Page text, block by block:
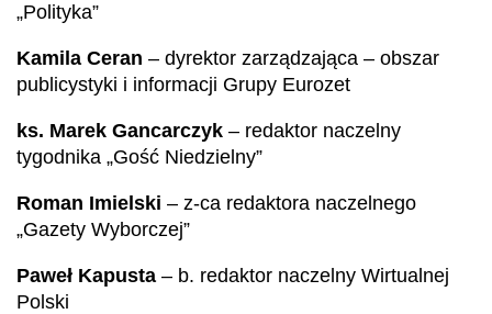
„Polityka”
Kamila Ceran – dyrektor zarządzająca – obszar
publicystyki i informacji Grupy Eurozet
ks. Marek Gancarczyk – redaktor naczelny
tygodnika „Gość Niedzielny”
Roman Imielski – z-ca redaktora naczelnego
„Gazety Wyborczej”
Paweł Kapusta – b. redaktor naczelny Wirtualnej
Polski